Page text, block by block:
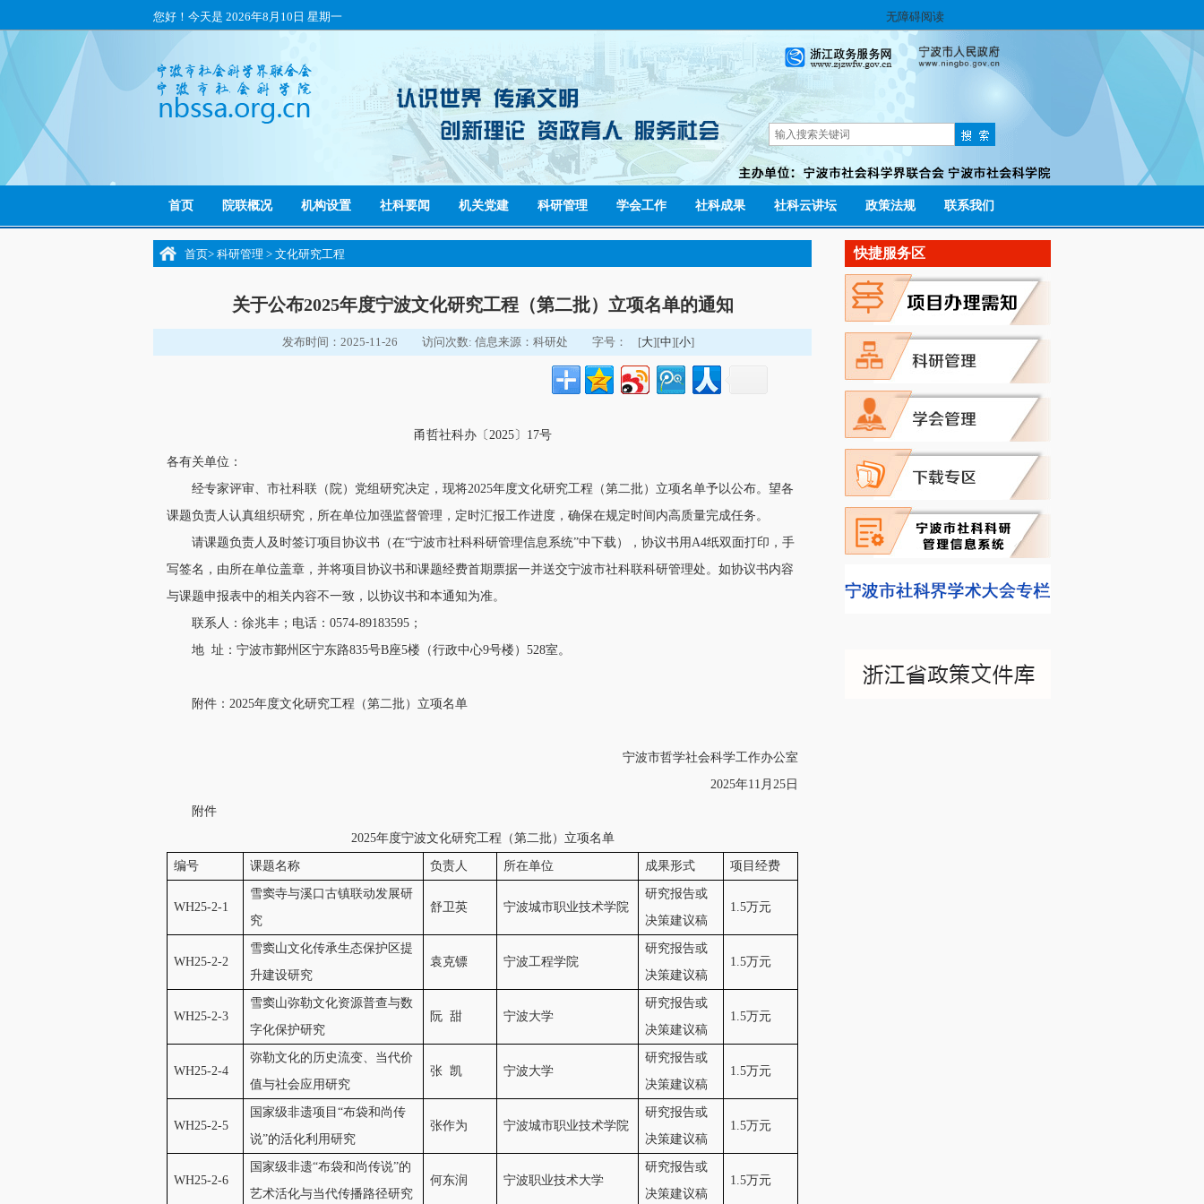
您好！今天是 2026年8月10日 星期一 无障碍阅读
首页 院联概况 机构设置 社科要闻 机关党建 科研管理 学会工作 社科成果 社科云讲坛 政策法规 联系我们
首页> 科研管理 > 文化研究工程
关于公布2025年度宁波文化研究工程（第二批）立项名单的通知
发布时间：2025-11-26 访问次数: 信息来源：科研处 字号： [大][中][小]
甬哲社科办〔2025〕17号
各有关单位：
经专家评审、市社科联（院）党组研究决定，现将2025年度文化研究工程（第二批）立项名单予以公布。望各
课题负责人认真组织研究，所在单位加强监督管理，定时汇报工作进度，确保在规定时间内高质量完成任务。
请课题负责人及时签订项目协议书（在“宁波市社科科研管理信息系统”中下载），协议书用A4纸双面打印，手
写签名，由所在单位盖章，并将项目协议书和课题经费首期票据一并送交宁波市社科联科研管理处。如协议书内容
与课题申报表中的相关内容不一致，以协议书和本通知为准。
联系人：徐兆丰；电话：0574-89183595；
地 址：宁波市鄞州区宁东路835号B座5楼（行政中心9号楼）528室。
附件：2025年度文化研究工程（第二批）立项名单
宁波市哲学社会科学工作办公室
2025年11月25日
附件
2025年度宁波文化研究工程（第二批）立项名单
编号 课题名称 负责人 所在单位 成果形式 项目经费
WH25-2-1
雪窦寺与溪口古镇联动发展研
究
舒卫英 宁波城市职业技术学院
研究报告或
决策建议稿
1.5万元
WH25-2-2
雪窦山文化传承生态保护区提
升建设研究
袁克镖 宁波工程学院
研究报告或
决策建议稿
1.5万元
WH25-2-3
雪窦山弥勒文化资源普查与数
字化保护研究
阮 甜 宁波大学
研究报告或
决策建议稿
1.5万元
WH25-2-4
弥勒文化的历史流变、当代价
值与社会应用研究
张 凯 宁波大学
研究报告或
决策建议稿
1.5万元
WH25-2-5
国家级非遗项目“布袋和尚传
说”的活化利用研究
张作为 宁波城市职业技术学院
研究报告或
决策建议稿
1.5万元
WH25-2-6
国家级非遗“布袋和尚传说”的
艺术活化与当代传播路径研究
何东润 宁波职业技术大学
研究报告或
决策建议稿
1.5万元
快捷服务区